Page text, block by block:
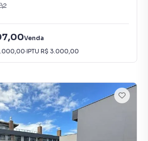
2
Venda
·IPTU R$ 3.000,00